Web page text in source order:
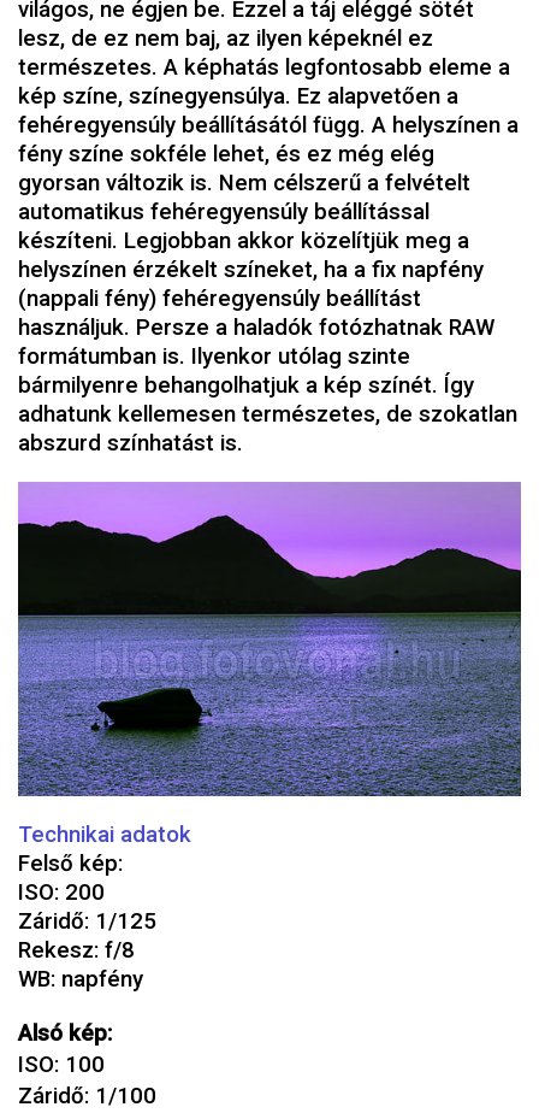
világos, ne égjen be. Ezzel a táj eléggé sötét
lesz, de ez nem baj, az ilyen képeknél ez
természetes. A képhatás legfontosabb eleme a
kép színe, színegyensúlya. Ez alapvetően a
fehéregyensúly beállításától függ. A helyszínen a
fény színe sokféle lehet, és ez még elég
gyorsan változik is. Nem célszerű a felvételt
automatikus fehéregyensúly beállítással
készíteni. Legjobban akkor közelítjük meg a
helyszínen érzékelt színeket, ha a fix napfény
(nappali fény) fehéregyensúly beállítást
használjuk. Persze a haladók fotózhatnak RAW
formátumban is. Ilyenkor utólag szinte
bármilyenre behangolhatjuk a kép színét. Így
adhatunk kellemesen természetes, de szokatlan
abszurd színhatást is.
Technikai adatok
Felső kép:
ISO: 200
Záridő: 1/125
Rekesz: f/8
WB: napfény
Alsó kép:
ISO: 100
Záridő: 1/100